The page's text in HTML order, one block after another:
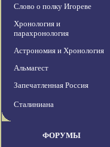
Слово о полку Игореве
Хронология и
парахронология
Астрономия и Хронология
Альмагест
Запечатленная Россия
Сталиниана
ФОРУМЫ